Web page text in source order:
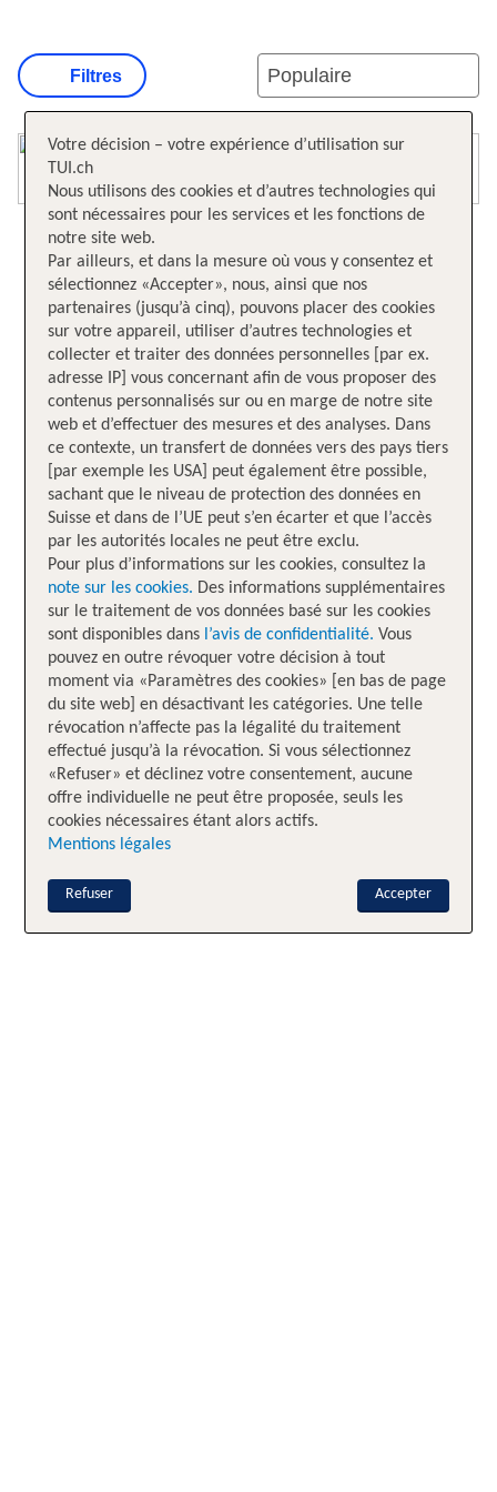
Filtres
Votre décision – votre expérience d’utilisation sur
TUI.ch
Nous utilisons des cookies et d’autres technologies qui
sont nécessaires pour les services et les fonctions de
notre site web.
Par ailleurs, et dans la mesure où vous y consentez et
sélectionnez «Accepter», nous, ainsi que nos
partenaires (jusqu’à cinq), pouvons placer des cookies
sur votre appareil, utiliser d’autres technologies et
collecter et traiter des données personnelles [par ex.
adresse IP] vous concernant afin de vous proposer des
contenus personnalisés sur ou en marge de notre site
web et d’effectuer des mesures et des analyses. Dans
ce contexte, un transfert de données vers des pays tiers
[par exemple les USA] peut également être possible,
sachant que le niveau de protection des données en
Suisse et dans de l’UE peut s’en écarter et que l’accès
par les autorités locales ne peut être exclu.
Pour plus d’informations sur les cookies, consultez la
note sur les cookies. Des informations supplémentaires
sur le traitement de vos données basé sur les cookies
sont disponibles dans l’avis de confidentialité. Vous
pouvez en outre révoquer votre décision à tout
moment via «Paramètres des cookies» [en bas de page
du site web] en désactivant les catégories. Une telle
révocation n’affecte pas la légalité du traitement
effectué jusqu’à la révocation. Si vous sélectionnez
«Refuser» et déclinez votre consentement, aucune
offre individuelle ne peut être proposée, seuls les
cookies nécessaires étant alors actifs.
Mentions légales
Accepter
Refuser